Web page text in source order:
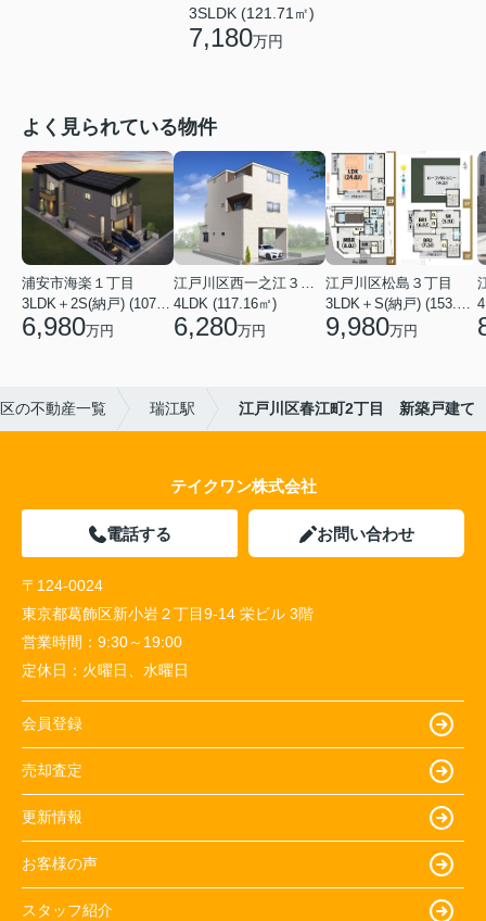
3SLDK (121.71㎡)
7,180万円
よく見られている物件
浦安市海楽１丁目
6,980万円
4LDK (117.16㎡)
6,280万円
江戸川区松島３丁目
9,980万円
の不動産一覧 瑞江駅 江戸川区春江町2丁目 新築戸建て
テイクワン株式会社
電話する お問い合わせ
〒124-0024
東京都葛飾区新小岩２丁目9-14 栄ビル 3階
営業時間： 9:30～19:00
定休日： 火曜日、水曜日
会員登録
売却査定
更新情報
お客様の声
スタッフ紹介